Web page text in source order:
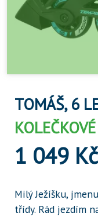
TOMÁŠ, 6
1 049 Kč
Milý Ježíšku,
třídy. Rád jezdím